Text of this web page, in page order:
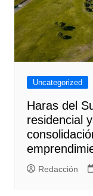
Uncategorized
Haras del
residencial
Redacción